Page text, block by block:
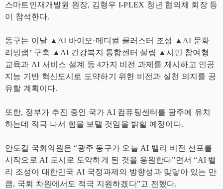
스마트인재개발원 원장, 김형우 I-PLEX 청년 협의체 회장 등
이 참석한다.
동구는 이날 ▲AI 바이오·메디컬 클러스터 조성 ▲AI 문화
리빙랩’ 구축 ▲AI 건강복지 통합센터 설립 ▲시민 참여형
교육과 AI 서비스 설계 등 4가지 비전 과제를 제시하고 인공
지능 기반 혁신도시로 도약하기 위한 비전과 실천 의지를 공
유할 계획이다.
또한, 정부가 추진 중인 국가 AI 컴퓨팅센터를 광주에 유치
하는데 적극 나서 힘을 보탤 것임을 밝힐 예정이다.
안도걸 국회의원은 “광주 동구가 오늘 AI 밸리 비전 선포를
시작으로 AI 도시로 도약하게 된 것을 응원한다”면서 “AI 밸
리 조성이 대한민국 AI 국정과제의 방향성과 맞닿아 있는 만
큼, 국회 차원에서도 적극 지원하겠다”고 전했다.